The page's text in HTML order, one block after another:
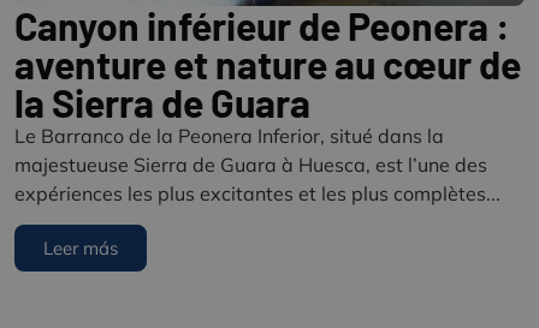
Canyon inférieur de Peonera :
aventure et nature au cœur de
la Sierra de Guara
Le Barranco de la Peonera Inferior, situé dans la
majestueuse Sierra de Guara à Huesca, est l’une des
expériences les plus excitantes et les plus complètes...
Leer más